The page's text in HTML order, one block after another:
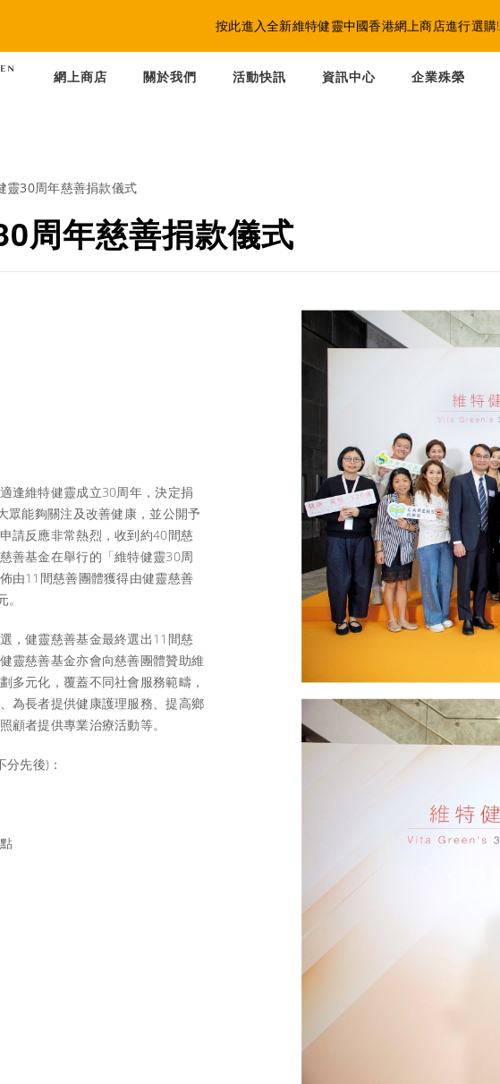
按此進入全新維特健靈中國香港網上商店進行選購!
網上商店 關於我們 活動快訊 資訊中心 企業殊榮
靈30周年慈善捐款儀式
周年慈善捐款儀式
逢維特健靈成立30周年，決定捐
眾能夠關注及改善健康，並公開予
請反應非常熱烈，收到約40間慈
善基金在舉行的「維特健靈30周
由11間慈善團體獲得由健靈慈善
，健靈慈善基金最終選出11間慈
靈慈善基金亦會向慈善團體贊助維
多元化，覆蓋不同社會服務範疇，
為長者提供健康護理服務、提高鄉
顧者提供專業治療活動等。
先後)：